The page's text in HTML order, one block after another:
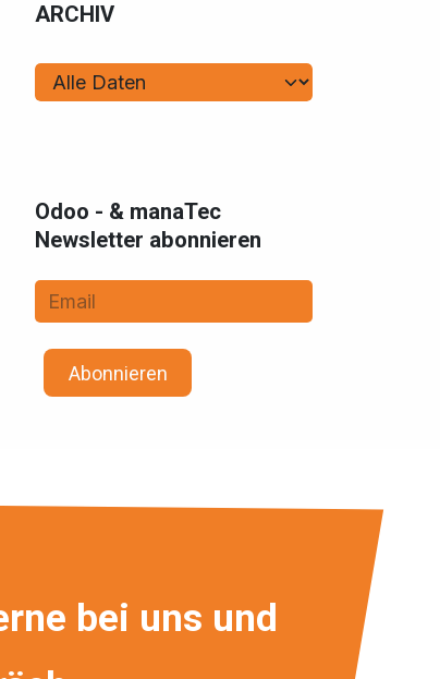
ARCHIV
Odoo - & manaTec
Newsletter abonnieren
Abonnieren
bei uns und